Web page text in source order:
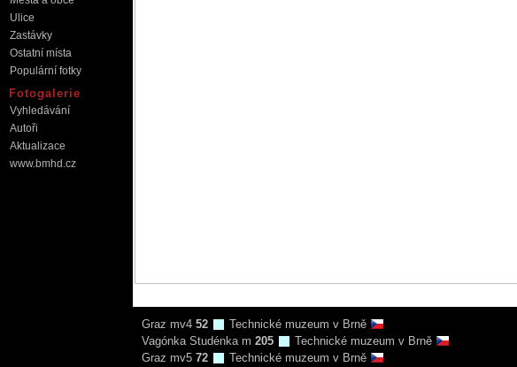
Graz mv4 52
Technické muzeum v Brně
Vagónka Studénka m 205
Technické muzeum v Brně
Graz mv5 72
Technické muzeum v Brně
Ulice
Zastávky
Ostatní místa
Populární fotky
Fotogalerie
Vyhledávání
Autoři
Aktualizace
www.bmhd.cz